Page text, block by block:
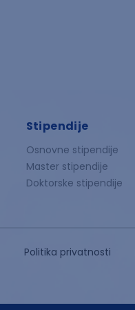
Stipendije
Osnovne stipendije
Master stipendije
Doktorske stipendije
Politika privatnosti